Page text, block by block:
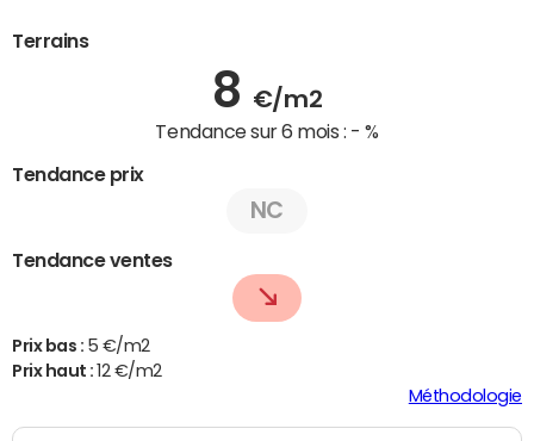
Terrains
8 €/m2
Tendance sur 6 mois : - %
Tendance prix
NC
Tendance ventes
Prix bas : 5 €/m2
Prix haut :12 €/m2
Méthodologie